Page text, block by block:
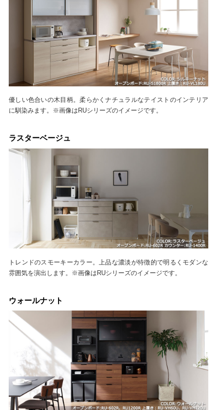
優しい色合いの木目柄。柔らかくナチュラルなテイストのインテリア
に馴染みます。※画像はRUシリーズのイメージです。
ラスターベージュ
トレンドのスモーキーカラー。上品な濃淡が特徴的で明るくモダンな
雰囲気を演出します。※画像はRUシリーズのイメージです。
ウォールナット